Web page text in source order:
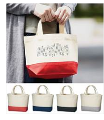
ばコンパクトに携帯も可能です。
グレー・ダークグレー・ブルーの3色か
ら選べ、幅広い層の方に使っていただけ
ます。
印刷は1色・フルカラー印刷に対応。
ecoを意識したショップのエコバッグや
イベント記念のオリジナルマルシェバッ
グを製作できます。
動画提供 : favorist_廣川株式会社